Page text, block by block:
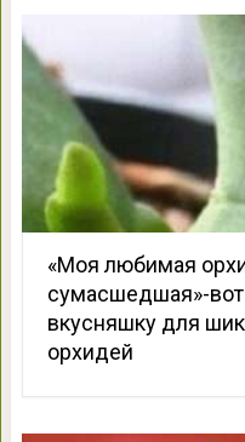
«Моя любимая
сумасшедшая»-вот
вкусняшку для
орхидей